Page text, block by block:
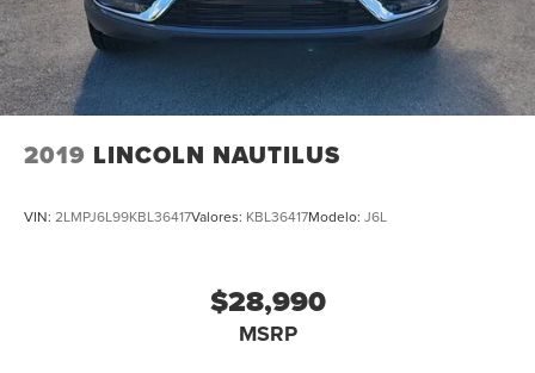
2019 LINCOLN NAUTILUS
VIN: 2LMPJ6L99KBL36417Valores: KBL36417Modelo: J6L
$28,990
MSRP